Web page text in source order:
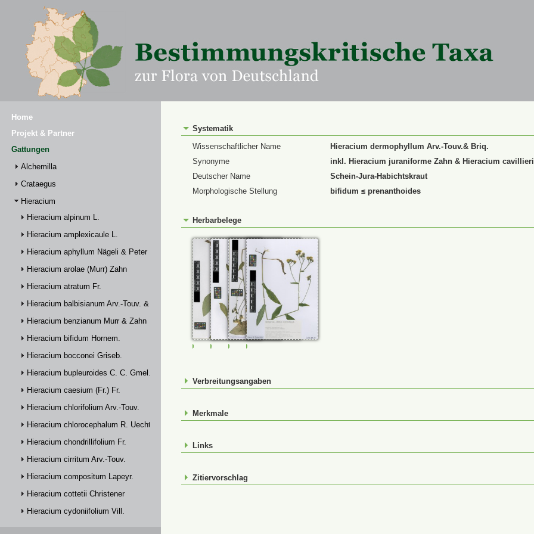
Home
Projekt & Partner
Gattungen
Alchemilla
Crataegus
Hieracium
Hieracium alpinum L.
Hieracium amplexicaule L.
Hieracium aphyllum Nägeli & Peter
Hieracium arolae (Murr) Zahn
Hieracium atratum Fr.
Hieracium balbisianum Arv.-Touv. & Briq.
Hieracium benzianum Murr & Zahn
Hieracium bifidum Hornem.
Hieracium bocconei Griseb.
Hieracium bupleuroides C. C. Gmel.
Hieracium caesium (Fr.) Fr.
Hieracium chlorifolium Arv.-Touv.
Hieracium chlorocephalum R. Uechtr.
Hieracium chondrillifolium Fr.
Hieracium cirritum Arv.-Touv.
Hieracium compositum Lapeyr.
Hieracium cottetii Christener
Hieracium cydoniifolium Vill.
Systematik
Wissenschaftlicher Name
Hieracium dermophyllum Arv.-Touv.& Briq.
Synonyme
inkl. Hieracium juraniforme Zahn & Hieracium
Deutscher Name
Schein-Jura-Habichtskraut
Morphologische Stellung
bifidum ≤ prenanthoides
Herbarbelege
GG-25829GG-39919-2
GG-39946
Verbreitungsangaben
Merkmale
Links
Zitiervorschlag